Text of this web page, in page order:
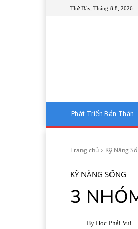
Thứ Bảy, Tháng 8 8, 2026
Phát Triển Bản Thân
Trang chủ Kỹ Năng
KỸ NĂNG SỐNG
3
By Học Phải Vui